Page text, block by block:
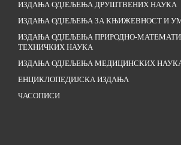
ИЗДАЊА ОДЈЕЉЕЊА ДРУШТВЕНИХ НАУКА
ИЗДАЊА ОДЈЕЉЕЊА ЗА КЊИЖЕВНОСТ И
ИЗДАЊА ОДЈЕЉЕЊА ПРИРОДНО-
ТЕХНИЧКИХ НАУКА
ИЗДАЊА ОДЈЕЉЕЊА МЕДИЦИНСКИХ
ЕНЦИКЛОПЕДИЈСКА ИЗДАЊА
ЧАСОПИСИ